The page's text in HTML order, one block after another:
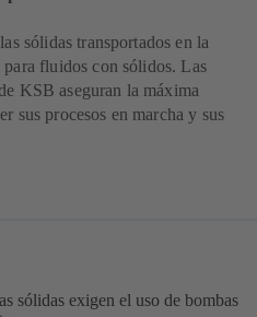
sólidas transportados en la
fluidos con sólidos. Las
KSB aseguran la máxima
sus procesos en marcha y sus
sólidas exigen el uso de bombas